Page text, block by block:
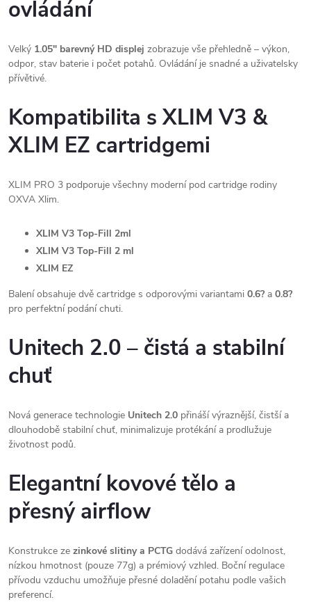
ovládání
Velký 1.05" barevný HD displej zobrazuje vše přehledně – výkon,
odpor, stav baterie i počet potahů. Ovládání je snadné a uživatelsky
přívětivé.
Kompatibilita s XLIM V3 &
XLIM EZ cartridgemi
XLIM PRO 3 podporuje všechny moderní pod cartridge rodiny
OXVA Xlim.
XLIM V3 Top-Fill 2ml
XLIM V3 Top-Fill 2 ml
XLIM EZ
Balení obsahuje dvě cartridge s odporovými variantami 0.6?a 0.8?
pro perfektní podání chuti.
Unitech 2.0 – čistá a stabilní
chuť
Nová generace technologie Unitech 2.0 přináší výraznější, čistší a
dlouhodobě stabilní chuť, minimalizuje protékání a prodlužuje
životnost podů.
Elegantní kovové tělo a
přesný airflow
Konstrukce ze zinkové slitiny a PCTG dodává zařízení odolnost,
nízkou hmotnost (pouze 77g) a prémiový vzhled. Boční regulace
přívodu vzduchu umožňuje přesné doladění potahu podle vašich
preferencí.